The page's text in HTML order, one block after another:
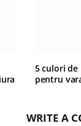
5 culori de
pentru
WRITE A